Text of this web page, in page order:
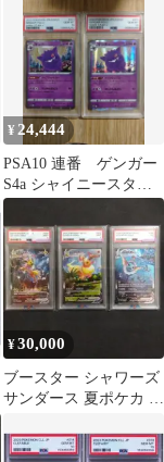
¥ 24,444
PSA10 連番 ゲンガー
S4a シャイニースターV
071/190
¥30,000
ブースター シャワーズ
サンダース 夏ポケカ 中